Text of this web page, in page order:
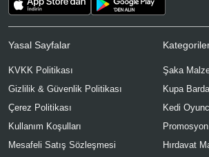
Yasal Sayfalar
KVKK Politikası
Gizlilik & Güvenlik Politikası
Çerez Politikası
Kullanım Koşulları
Mesafeli Satış Sözleşmesi
Şaka
Kupa
Kedi
Hırdavat